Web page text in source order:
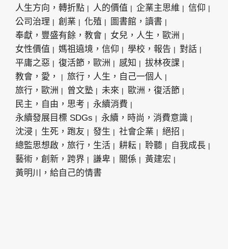
人生方向，轉折點
人的價值 企業主思維
信仰
公司治理
創業 化殖
圖書館，讀書
奉獻，豐盛有餘，教會
女兒，人生，歐洲
女性價值
媽祖遶境，信仰 學校，報告
對話
平庸之惡
復活節，歐洲 感知
拔林夜課
教會，愛，
旅行，人生，自己一個人
旅行，歐洲
曾文塾 未來
歐洲，復活節
民主，自由，思考
永續消費
永續發展目標 SDGs
永續，時尚，消費意識
沈浸
生死，跑友 發生 社會企業
絕招
總監思想啟，旅行，生活
耕耘 聆聽
自我成長
藝術，創新，跨界
謙卑 關係
黃建宏
黃明川，給自己的情書